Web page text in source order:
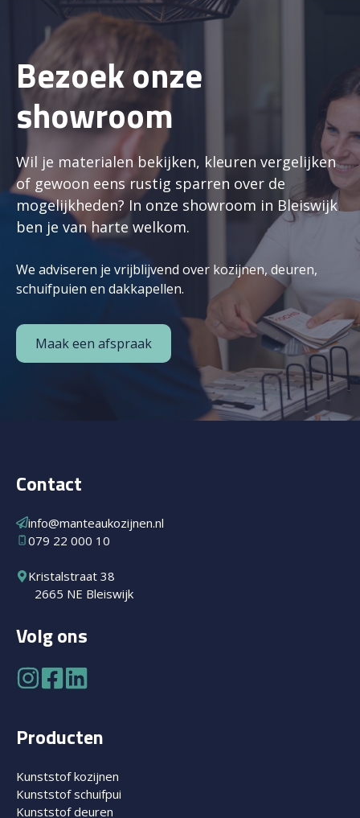
Bezoek onze
showroom
Wil je materialen bekijken, kleuren vergelijken
of gewoon eens rustig sparren over de
mogelijkheden? In onze showroom in Bleiswijk
ben je van harte welkom.
We adviseren je vrijblijvend over kozijnen, deuren,
schuifpuien en dakkapellen.
Maak een afspraak
Contact
info@manteaukozijnen.nl
079 22 000 10
Kristalstraat 38
2665 NE Bleiswijk
Volg ons
Producten
Kunststof kozijnen
Kunststof schuifpui
Kunststof deuren